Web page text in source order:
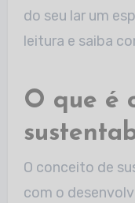
do seu lar um
leitura e saiba
O que é
O conceito de
com o